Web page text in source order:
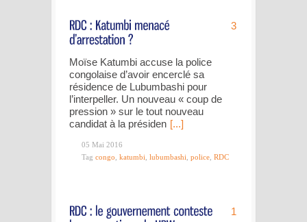
3
Moïse Katumbi accuse la police
congolaise d’avoir encerclé sa
résidence de Lubumbashi pour
l’interpeller. Un nouveau « coup de
pression » sur le tout nouveau
candidat à la présiden [...]
05 Mai 2016
Tag congo katumbi lubumbashi police RDC
1